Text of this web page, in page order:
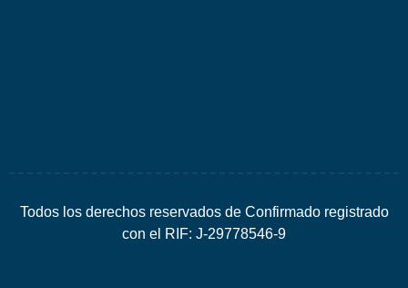
Todos los derechos reservados de Confirmado registrado
con el RIF: J-29778546-9